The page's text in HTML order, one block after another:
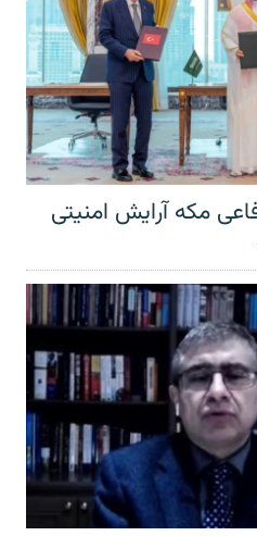
مکه آرایش امنیتی